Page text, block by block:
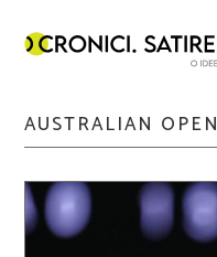
AUSTRALIAN OPEN